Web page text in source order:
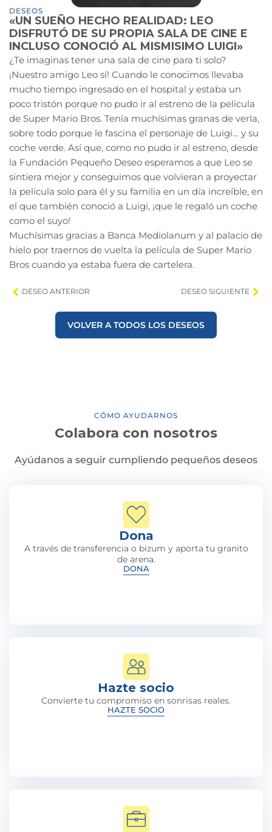
DESEOS
«UN SUEÑO HECHO REALIDAD: LEO
DISFRUTÓ DE SU PROPIA SALA DE CINE E
INCLUSO CONOCIÓ AL MISMISIMO LUIGI»
¿Te imaginas tener una sala de cine para ti solo?
¡Nuestro amigo Leo sí! Cuando le conocimos llevaba
mucho tiempo ingresado en el hospital y estaba un
poco tristón porque no pudo ir al estreno de la película
de Super Mario Bros. Tenía muchísimas granas de verla,
sobre todo porque le fascina el personaje de Luigi… y su
coche verde. Así que, como no pudo ir al estreno, desde
la Fundación Pequeño Deseo esperamos a que Leo se
sintiera mejor y conseguimos que volvieran a proyectar
la película solo para él y su familia en un día increíble, en
el que también conoció a Luigi, ¡que le regaló un coche
como el suyo!
Muchísimas gracias a Banca Mediolanum y al palacio de
hielo por traernos de vuelta la película de Super Mario
Bros cuando ya estaba fuera de cartelera.
DESEO ANTERIOR DESEO SIGUIENTE
VOLVER A TODOS LOS DESEOS
CÓMO AYUDARNOS
Colabora con nosotros
Ayúdanos a seguir cumpliendo pequeños deseos
Dona
A través de transferencia o bizum y aporta tu granito
de arena.
DONA
Hazte socio
Convierte tu compromiso en sonrisas reales.
HAZTE SOCIO